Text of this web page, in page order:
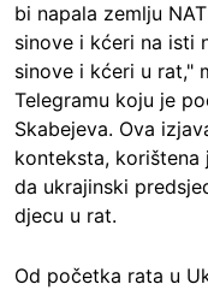
bi napala zemlju
sinove i kćeri na isti
sinove i kćeri u rat,"
Telegramu koju je
Skabejeva. Ova
konteksta, korištena
da ukrajinski
djecu u rat.
Od početka rata u